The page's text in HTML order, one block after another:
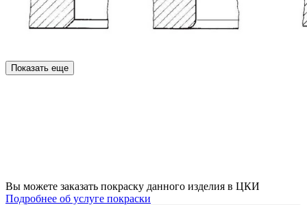
Показать еще
Вы можете заказать покраску данного изделия в ЦКИ
Подробнее об услуге покраски